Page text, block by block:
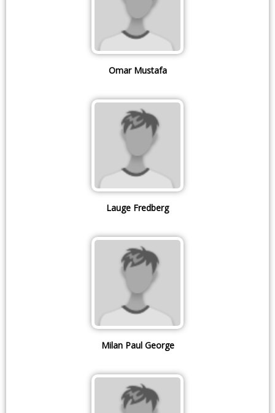
Omar Mustafa
Lauge Fredberg
Milan Paul George